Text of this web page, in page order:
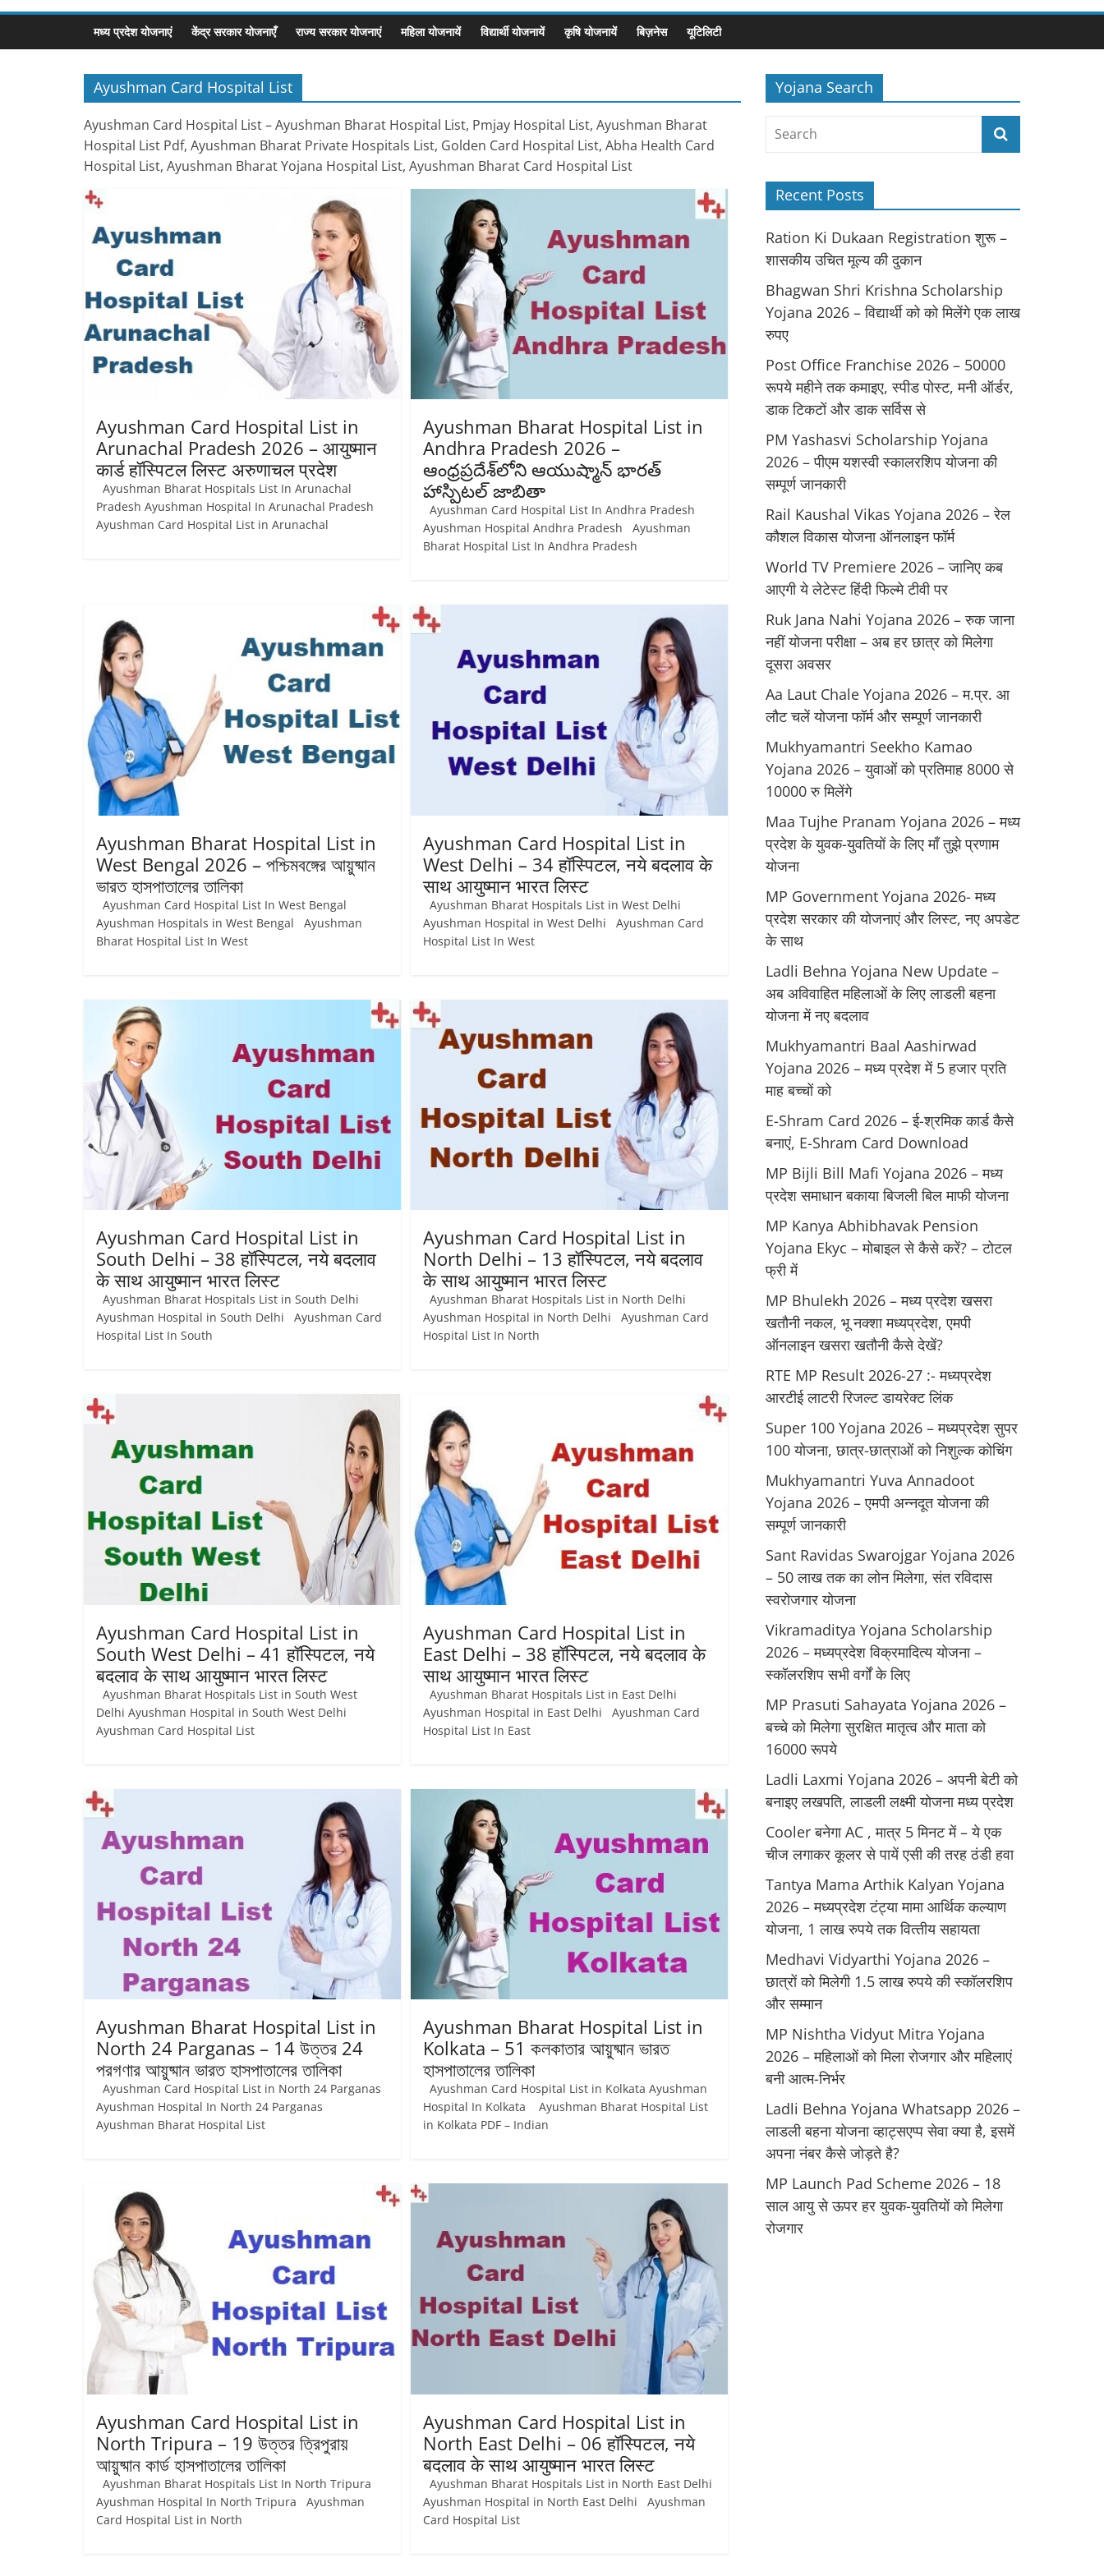
मध्य प्रदेश योजनाएं केंद्र सरकार योजनाएँ राज्य सरकार योजनाएं महिला योजनायें विद्यार्थी योजनायें कृषि योजनायें बिज़नेस यूटिलिटी
Ayushman Card Hospital List
Ayushman Card Hospital List – Ayushman Bharat Hospital List, Pmjay Hospital List, Ayushman Bharat
Hospital List Pdf, Ayushman Bharat Private Hospitals List, Golden Card Hospital List, Abha Health Card
Hospital List, Ayushman Bharat Yojana Hospital List, Ayushman Bharat Card Hospital List
Ayushman Card Hospital List in
Arunachal Pradesh 2026 – आयुष्‍मान
कार्ड हॉस्पिटल लिस्‍ट अरुणाचल प्रदेश
Ayushman Bharat Hospitals List In Arunachal
Pradesh Ayushman Hospital In Arunachal Pradesh
Ayushman Card Hospital List in Arunachal
Ayushman Bharat Hospital List in
Andhra Pradesh 2026 –
ఆంధ్రప్రదేశ్‌లోని ఆయుష్మాన్ భారత్
హాస్పిటల్ జాబితా
Ayushman Card Hospital List In Andhra Pradesh
Ayushman Hospital Andhra Pradesh Ayushman
Bharat Hospital List In Andhra Pradesh
Ayushman Bharat Hospital List in
West Bengal 2026 – পশ্চিমবঙ্গের আয়ুষ্মান
ভারত হাসপাতালের তালিকা
Ayushman Card Hospital List In West Bengal
Ayushman Hospitals in West Bengal Ayushman
Bharat Hospital List In West
Ayushman Card Hospital List in
West Delhi – 34 हॉस्पिटल, नये बदलाव के
साथ आयुष्‍मान भारत लिस्ट
Ayushman Bharat Hospitals List in West Delhi
Ayushman Hospital in West Delhi Ayushman Card
Hospital List In West
Ayushman Card Hospital List in
South Delhi – 38 हॉस्पिटल, नये बदलाव
के साथ आयुष्‍मान भारत लिस्ट
Ayushman Bharat Hospitals List in South Delhi
Ayushman Hospital in South Delhi Ayushman Card
Hospital List In South
Ayushman Card Hospital List in
North Delhi – 13 हॉस्पिटल, नये बदलाव
के साथ आयुष्‍मान भारत लिस्ट
Ayushman Bharat Hospitals List in North Delhi
Ayushman Hospital in North Delhi Ayushman Card
Hospital List In North
Ayushman Card Hospital List in
South West Delhi – 41 हॉस्पिटल, नये
बदलाव के साथ आयुष्‍मान भारत लिस्ट
Ayushman Bharat Hospitals List in South West
Delhi Ayushman Hospital in South West Delhi
Ayushman Card Hospital List
Ayushman Card Hospital List in
East Delhi – 38 हॉस्पिटल, नये बदलाव के
साथ आयुष्‍मान भारत लिस्ट
Ayushman Bharat Hospitals List in East Delhi
Ayushman Hospital in East Delhi Ayushman Card
Hospital List In East
Ayushman Bharat Hospital List in
North 24 Parganas – 14 উত্তর 24
পরগণার আয়ুষ্মান ভারত হাসপাতালের তালিকা
Ayushman Card Hospital List in North 24 Parganas
Ayushman Hospital In North 24 Parganas
Ayushman Bharat Hospital List
Ayushman Bharat Hospital List in
Kolkata – 51 কলকাতার আয়ুষ্মান ভারত
হাসপাতালের তালিকা
Ayushman Card Hospital List in Kolkata Ayushman
Hospital In Kolkata Ayushman Bharat Hospital List
in Kolkata PDF – Indian
Ayushman Card Hospital List in
North Tripura – 19 উত্তর ত্রিপুরায়
আয়ুষ্মান কার্ড হাসপাতালের তালিকা
Ayushman Bharat Hospitals List In North Tripura
Ayushman Hospital In North Tripura Ayushman
Card Hospital List in North
Ayushman Card Hospital List in
North East Delhi – 06 हॉस्पिटल, नये
बदलाव के साथ आयुष्‍मान भारत लिस्ट
Ayushman Bharat Hospitals List in North East Delhi
Ayushman Hospital in North East Delhi Ayushman
Card Hospital List
Yojana Search
Recent Posts
Ration Ki Dukaan Registration शुरू –
शासकीय उचित मूल्य की दुकान
Bhagwan Shri Krishna Scholarship
Yojana 2026 – विद्यार्थी को को मिलेंगे एक लाख
रुपए
Post Office Franchise 2026 – 50000
रूपये महीने तक कमाइए, स्पीड पोस्ट, मनी ऑर्डर,
डाक टिकटों और डाक सर्विस से
PM Yashasvi Scholarship Yojana
2026 – पीएम यशस्वी स्कालरशिप योजना की
सम्पूर्ण जानकारी
Rail Kaushal Vikas Yojana 2026 – रेल
कौशल विकास योजना ऑनलाइन फॉर्म
World TV Premiere 2026 – जानिए कब
आएगी ये लेटेस्ट हिंदी फिल्मे टीवी पर
Ruk Jana Nahi Yojana 2026 – रुक जाना
नहीं योजना परीक्षा – अब हर छात्र को मिलेगा
दूसरा अवसर
Aa Laut Chale Yojana 2026 – म.प्र. आ
लौट चलें योजना फॉर्म और सम्पूर्ण जानकारी
Mukhyamantri Seekho Kamao
Yojana 2026 – युवाओं को प्रतिमाह 8000 से
10000 रु मिलेंगे
Maa Tujhe Pranam Yojana 2026 – मध्य
प्रदेश के युवक-युवतियों के लिए मॉं तुझे प्रणाम
योजना
MP Government Yojana 2026- मध्य
प्रदेश सरकार की योजनाएं और लिस्ट, नए अपडेट
के साथ
Ladli Behna Yojana New Update –
अब अविवाहित महिलाओं के लिए लाडली बहना
योजना में नए बदलाव
Mukhyamantri Baal Aashirwad
Yojana 2026 – मध्य प्रदेश में 5 हजार प्रति
माह बच्चों को
E-Shram Card 2026 – ई-श्रमिक कार्ड कैसे
बनाएं, E-Shram Card Download
MP Bijli Bill Mafi Yojana 2026 – मध्य
प्रदेश समाधान बकाया बिजली बिल माफी योजना
MP Kanya Abhibhavak Pension
Yojana Ekyc – मोबाइल से कैसे करें? – टोटल
फ्री में
MP Bhulekh 2026 – मध्य प्रदेश खसरा
खतौनी नकल, भू नक्शा मध्यप्रदेश, एमपी
ऑनलाइन खसरा खतौनी कैसे देखें?
RTE MP Result 2026-27 :- मध्‍यप्रदेश
आरटीई लाटरी रिजल्ट डायरेक्ट लिंक
Super 100 Yojana 2026 – मध्यप्रदेश सुपर
100 योजना, छात्र-छात्राओं को निशुल्क कोचिंग
Mukhyamantri Yuva Annadoot
Yojana 2026 – एमपी अन्नदूत योजना की
सम्पूर्ण जानकारी
Sant Ravidas Swarojgar Yojana 2026
– 50 लाख तक का लोन मिलेगा, संत रविदास
स्वरोजगार योजना
Vikramaditya Yojana Scholarship
2026 – मध्‍यप्रदेश विक्रमादित्‍य योजना –
स्‍कॉलरशिप सभी वर्गों के लिए
MP Prasuti Sahayata Yojana 2026 –
बच्चे को मिलेगा सुरक्षित मातृत्व और माता को
16000 रूपये
Ladli Laxmi Yojana 2026 – अपनी बेटी को
बनाइए लखपति, लाडली लक्ष्मी योजना मध्य प्रदेश
Cooler बनेगा AC , मात्र 5 मिनट में – ये एक
चीज लगाकर कूलर से पायें एसी की तरह ठंडी हवा
Tantya Mama Arthik Kalyan Yojana
2026 – मध्‍यप्रदेश टंट्या मामा आर्थिक कल्‍याण
योजना, 1 लाख रुपये तक वित्‍तीय सहायता
Medhavi Vidyarthi Yojana 2026 –
छात्रों को मिलेगी 1.5 लाख रुपये की स्कॉलरशिप
और सम्मान
MP Nishtha Vidyut Mitra Yojana
2026 – महिलाओं को मिला रोजगार और महिलाएं
बनी आत्म-निर्भर
Ladli Behna Yojana Whatsapp 2026 –
लाडली बहना योजना व्‍हाट्सएप्‍प सेवा क्‍या है, इसमें
अपना नंबर कैसे जोड़ते है?
MP Launch Pad Scheme 2026 – 18
साल आयु से ऊपर हर युवक-युवतियों को मिलेगा
रोजगार